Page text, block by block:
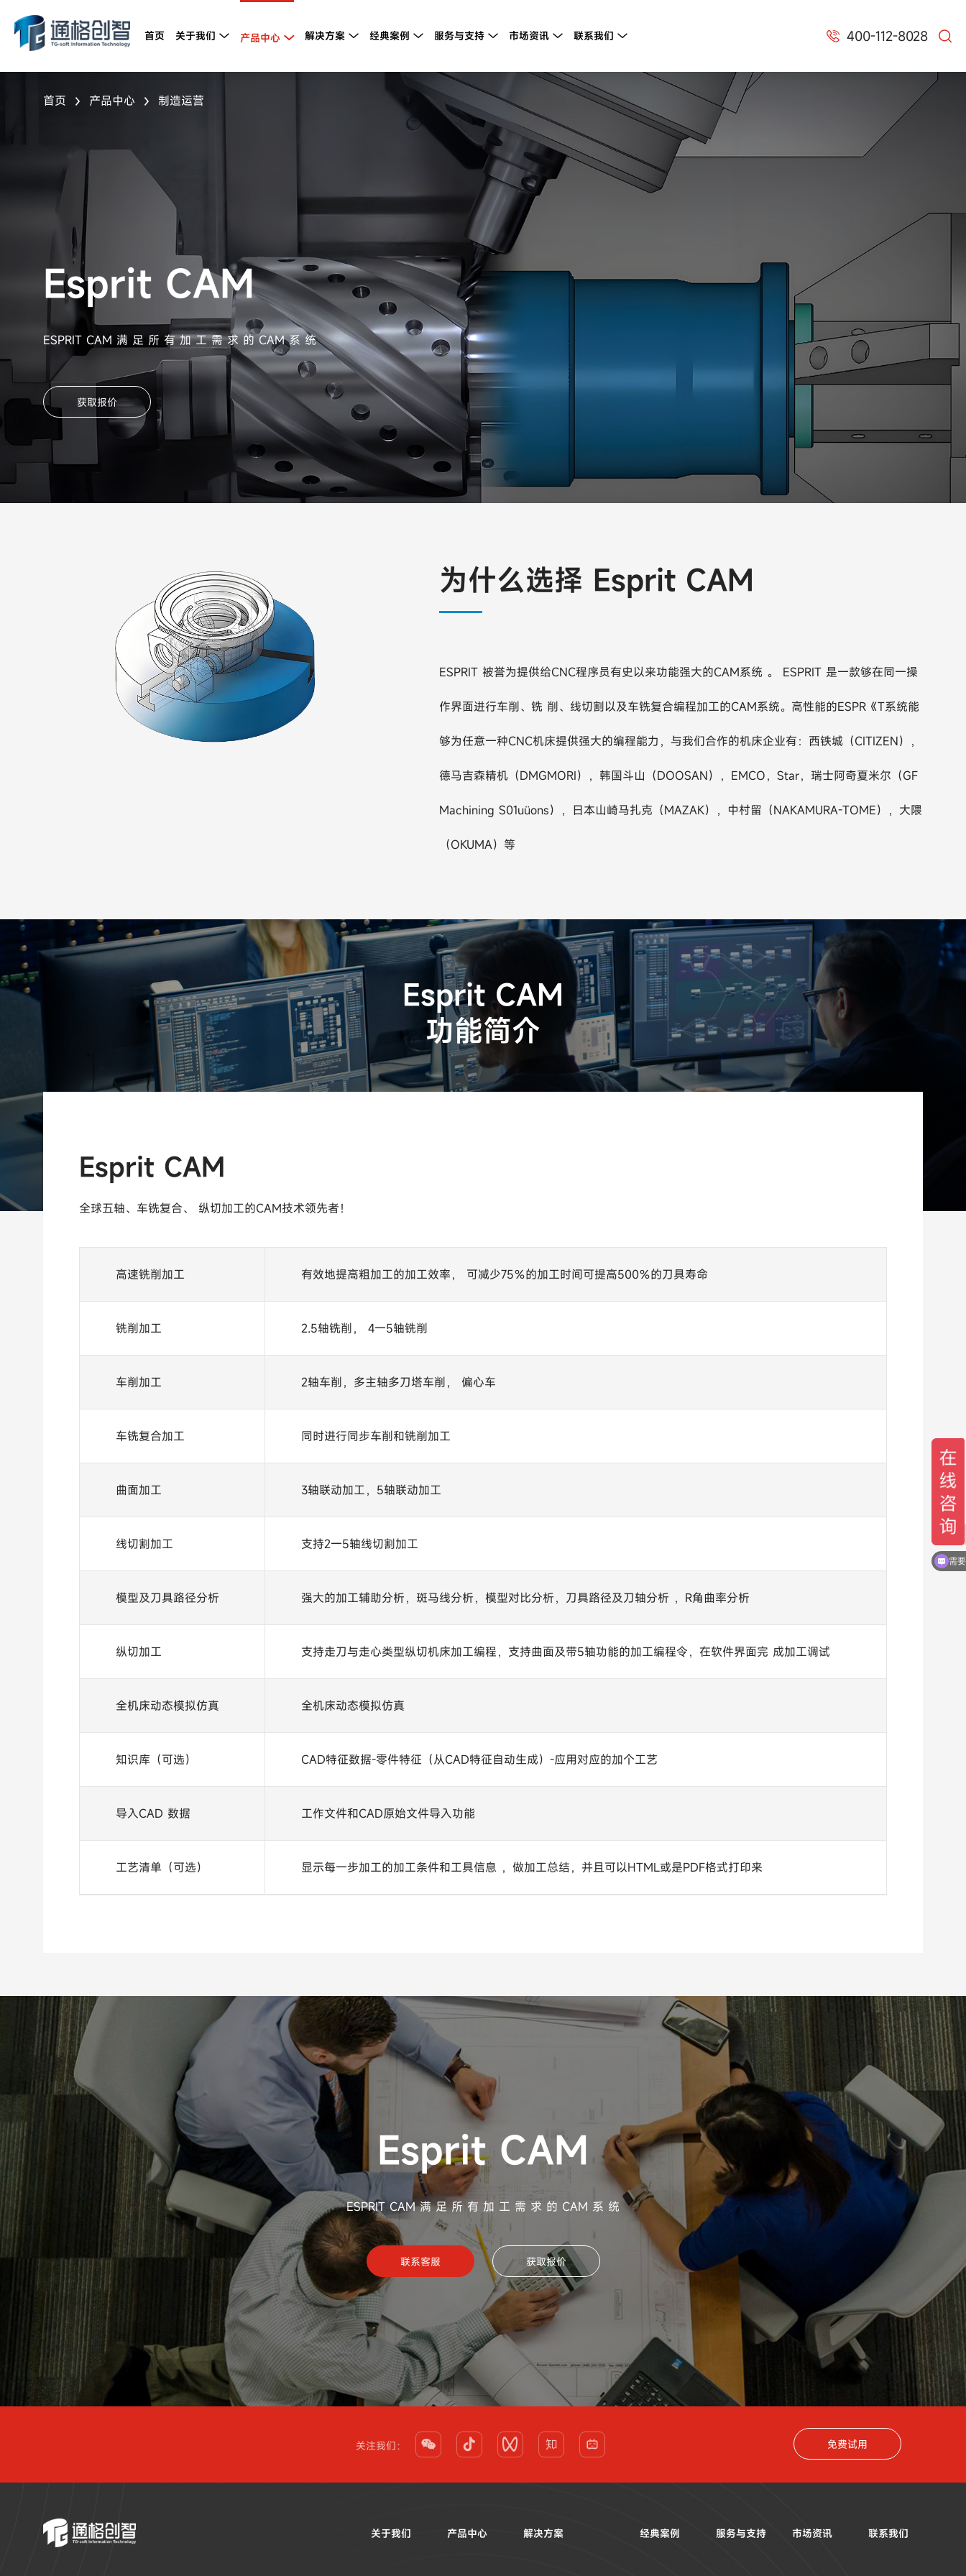
首页 关于我们  产品中心  解决方案  经典案例  服务与支持  市场资讯  联系我们   400-112-8028 
首页  产品中心  制造运营
Esprit CAM
ESPRIT CAM 满 足 所 有 加 工 需 求 的 CAM 系 统
获取报价
为什么选择 Esprit CAM
ESPRIT 被誉为提供给CNC程序员有史以来功能强大的CAM系统 。 ESPRIT 是一款够在同一操
作界面进行车削、铣 削、线切割以及车铣复合编程加工的CAM系统。高性能的ESPR《T系统能
够为任意一种CNC机床提供强大的编程能力，与我们合作的机床企业有：西铁城（CITIZEN），
德马吉森精机（DMGMORI），韩国斗山（DOOSAN），EMCO，Star，瑞士阿奇夏米尔（GF
Machining S01uüons），日本山崎马扎克（MAZAK），中村留（NAKAMURA-TOME），大隈
（OKUMA）等
Esprit CAM
功能简介
Esprit CAM
全球五轴、车铣复合、 纵切加工的CAM技术领先者！
高速铣削加工 有效地提高粗加工的加工效率， 可减少75％的加工时间可提高500％的刀具寿命
铣削加工 2.5轴铣削， 4一5轴铣削
车削加工 2轴车削，多主轴多刀塔车削， 偏心车
车铣复合加工 同时进行同步车削和铣削加工
曲面加工 3轴联动加工，5轴联动加工
线切割加工 支持2一5轴线切割加工
模型及刀具路径分析 强大的加工辅助分析，斑马线分析，模型对比分析，刀具路径及刀轴分析 ，R角曲率分析
纵切加工 支持走刀与走心类型纵切机床加工编程，支持曲面及带5轴功能的加工编程令，在软件界面完 成加工调试
全机床动态模拟仿真 全机床动态模拟仿真
知识库（可选） CAD特征数据-零件特征（从CAD特征自动生成）-应用对应的加个工艺
导入CAD 数据 工作文件和CAD原始文件导入功能
工艺清单（可选） 显示每一步加工的加工条件和工具信息 ，做加工总结，并且可以HTML或是PDF格式打印来
Esprit CAM
ESPRIT CAM 满 足 所 有 加 工 需 求 的 CAM 系 统
联系客服 获取报价
关注我们：      免费试用
关于我们 产品中心 解决方案 经典案例 服务与支持 市场资讯 联系我们
技